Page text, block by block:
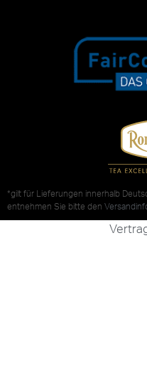
*gilt für Lieferungen innerhalb
entnehmen Sie bitte den